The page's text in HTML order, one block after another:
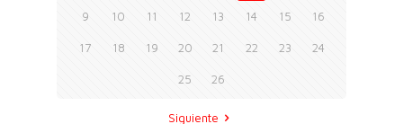
9 10 11 12 13 14 15 16
17 18 19 20 21 22 23 24
25 26
Siguiente